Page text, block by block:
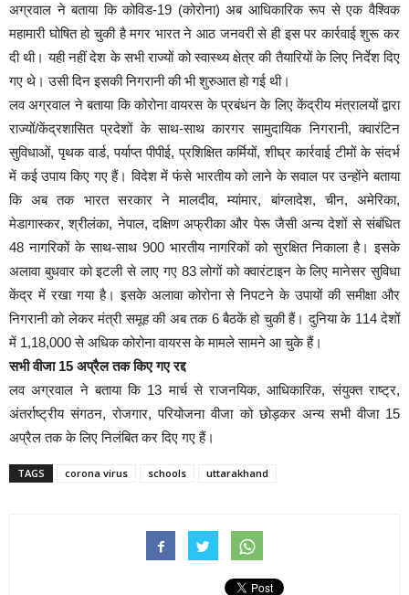
अग्रवाल ने बताया कि कोविड-19 (कोरोना)अब आधिकारिक रूप से एक वैश्विक
महामारी घोषित हो चुकी है मगर भारत ने आठ जनवरी से ही इस पर कार्रवाई शुरू कर
दी थी। यही नहीं देश के सभी राज्यों को स्वास्थ्य क्षेत्र की तैयारियों के लिए निर्देश दिए
गए थे। उसी दिन इसकी निगरानी की भी शुरुआत हो गई थी।
लव अग्रवाल ने बताया कि कोरोना वायरस के प्रबंधन के लिए केंद्रीय मंत्रालयों द्वारा
राज्यों/केंद्रशासित प्रदेशों के साथ-साथ कारगर सामुदायिक निगरानी, क्‍वारंटिन
सुविधाओं, पृथक वार्ड, पर्याप्त पीपीई, प्रशिक्षित कर्मियों, शीघ्र कार्रवाई टीमों के संदर्भ
में कई उपाय किए गए हैं। विदेश में फंसे भारतीय को लाने के सवाल पर उन्होंने बताया
कि अब तक भारत सरकार ने मालदीव, म्यांमार, बांग्लादेश, चीन, अमेरिका,
मेडागास्कर, श्रीलंका, नेपाल, दक्षिण अफ्रीका और पेरू जैसी अन्य देशों से संबंधित
48 नागरिकों के साथ-साथ 900 भारतीय नागरिकों को सुरक्षित निकाला है। इसके
अलावा बुधवार को इटली से लाए गए 83 लोगों को क्‍वारंटाइन के लिए मानेसर सुविधा
केंद्र में रखा गया है। इसके अलावा कोरोना से निपटने के उपायों की समीक्षा और
निगरानी को लेकर मंत्री समूह की अब तक 6 बैठकें हो चुकी हैं। दुनिया के 114 देशों
में 1,18,000 से अधिक कोरोना वायरस के मामले सामने आ चुके हैं।
सभी वीजा 15 अप्रैल तक किए गए रद्द
लव अग्रवाल ने बताया कि 13 मार्च से राजनयिक, आधिकारिक, संयुक्त राष्ट्र,
अंतर्राष्ट्रीय संगठन, रोजगार, परियोजना वीजा को छोड़कर अन्य सभी वीजा 15
अप्रैल तक के लिए निलंबित कर दिए गए हैं।
TAGS corona virus schools uttarakhand